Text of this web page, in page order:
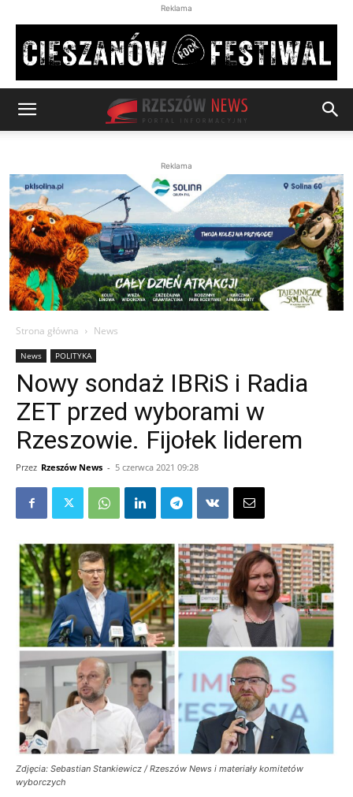
Reklama
Reklama
Strona główna News
News POLITYKA
Nowy sondaż IBRiS i Radia
ZET przed wyborami w
Rzeszowie. Fijołek liderem
Przez Rzeszów News - 5 czerwca 2021 09:28
Zdjęcia: Sebastian Stankiewicz / Rzeszów News i materiały komitetów
wyborczych